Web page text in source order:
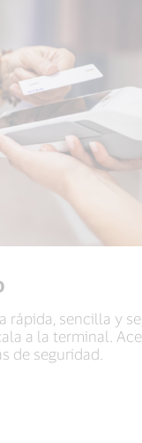
rápida, sencilla y
a la terminal.
de seguridad.